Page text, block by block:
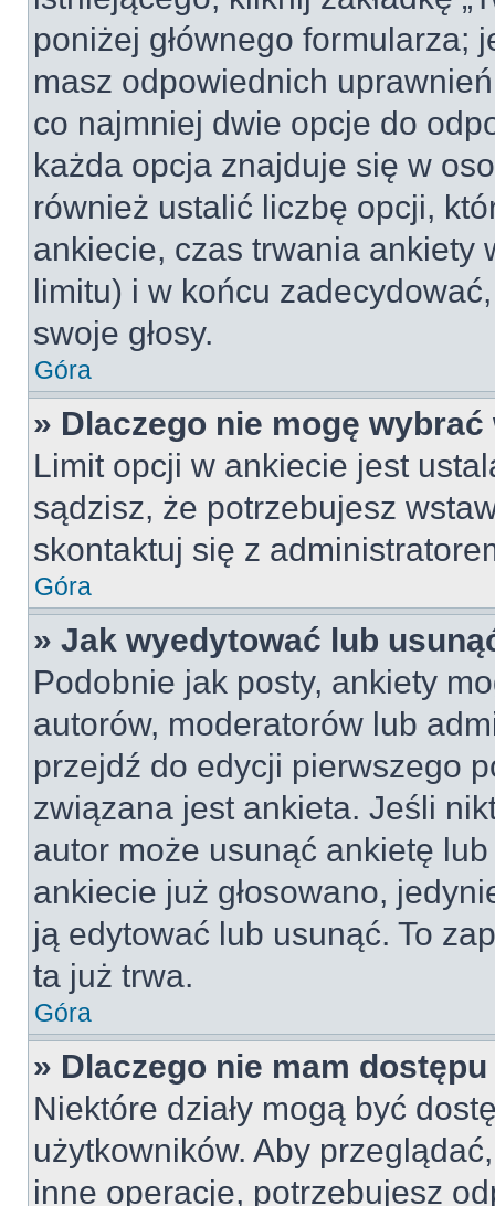
poniżej głównego formularza;
masz odpowiednich
co najmniej dwie opcje do
każda opcja znajduje się w
również ustalić liczbę opcji,
ankiecie, czas trwania ankiety
limitu) i w końcu
swoje głosy.
Góra
» Dlaczego nie mogę
Limit opcji w ankiecie jest
sądzisz, że potrzebujesz
skontaktuj się z
Góra
» Jak wyedytować lub
Podobnie jak posty, ankiety
autorów, moderatorów lub
przejdź do edycji pierwszego
związana jest ankieta. Jeśli
autor może usunąć ankietę
ankiecie już głosowano,
ją edytować lub usunąć. To
ta już trwa.
Góra
» Dlaczego nie mam dostępu
Niektóre działy mogą być
użytkowników. Aby
inne operacje, potrzebujesz